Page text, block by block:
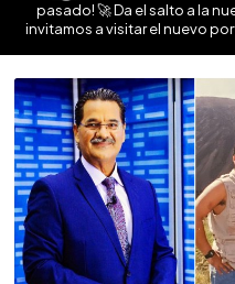
pasado! 🚀 Da el salto a la
invitamos a visitar el nuevo